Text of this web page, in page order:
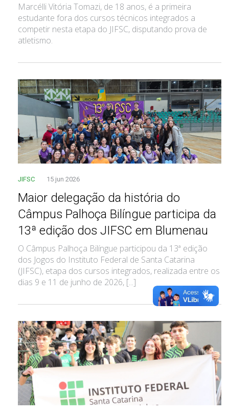
Marcélli Vitória Tomazi, de 18 anos, é a primeira
estudante fora dos cursos técnicos integrados a
competir nesta etapa do JIFSC, disputando prova de
atletismo.
JIFSC 15 jun 2026
Maior delegação da história do
Câmpus Palhoça Bilíngue participa da
13ª edição dos JIFSC em Blumenau
O Câmpus Palhoça Bilíngue participou da 13ª edição
dos Jogos do Instituto Federal de Santa Catarina
(JIFSC), etapa dos cursos integrados, realizada entre os
dias 9 e 11 de junho de 2026, [...]